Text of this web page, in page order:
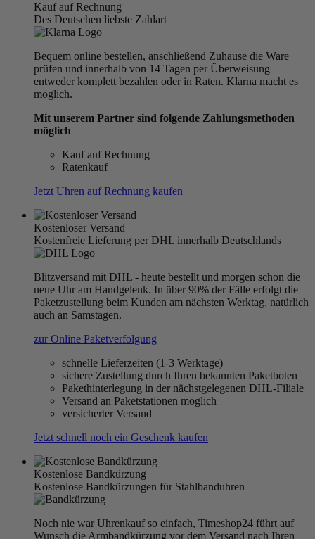
Kauf auf Rechnung
Des Deutschen liebste Zahlart
Bequem online bestellen, anschließend Zuhause die Ware
prüfen und innerhalb von 14 Tagen per Überweisung
entweder komplett bezahlen oder in Raten. Klarna macht es
möglich.
Mit unserem Partner sind folgende Zahlungsmethoden
möglich
Kauf auf Rechnung
Ratenkauf
Jetzt Uhren auf Rechnung kaufen
Kostenloser Versand
Kostenfreie Lieferung per DHL innerhalb Deutschlands
Blitzversand mit DHL - heute bestellt und morgen schon die
neue Uhr am Handgelenk. In über 90% der Fälle erfolgt die
Paketzustellung beim Kunden am nächsten Werktag, natürlich
auch an Samstagen.
zur Online Paketverfolgung
schnelle Lieferzeiten (1-3 Werktage)
sichere Zustellung durch Ihren bekannten Paketboten
Pakethinterlegung in der nächstgelegenen DHL-Filiale
Versand an Paketstationen möglich
versicherter Versand
Jetzt schnell noch ein Geschenk kaufen
Kostenlose Bandkürzung
Kostenlose Bandkürzungen für Stahlbanduhren
Noch nie war Uhrenkauf so einfach, Timeshop24 führt auf
Wunsch die Armbandkürzung vor dem Versand nach Ihren